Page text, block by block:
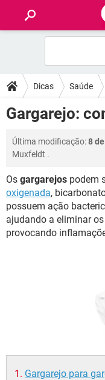
FÓRUM
SAÚDE
FAMÍLIA
BEM-ESTAR
SEXUALIDADE
Dicas Saúde
Gargarejo:
Última modificação:8
Muxfeldt .
Os gargarejos podem
oxigenada,
possuem ação
ajudando a eliminar
provocando
Gargarejo para